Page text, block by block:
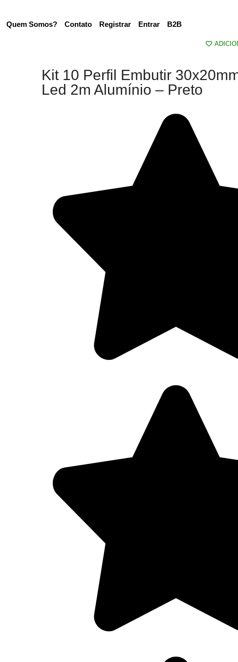
Quem Somos? Contato Registrar Entrar B2B
Kit 10 Perfil Embutir
Led 2m Alumínio – Preto